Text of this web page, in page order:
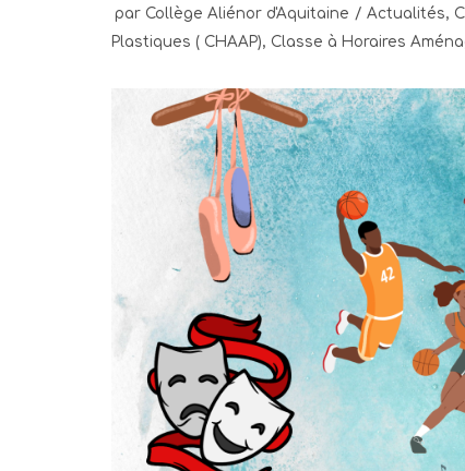
par Collège Aliénor d'Aquitaine Actualités,
Plastiques ( CHAAP), Classe à Horaires